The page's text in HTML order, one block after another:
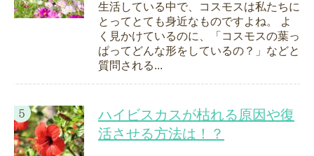
生活している中で、コスモスは私たちに
とってとても身近なものですよね。 よ
く見かけているのに、「コスモスの葉っ
ぱってどんな形をしているの？」などと
質問される...
ハイビスカスが枯れる原因や復
活させる方法は！？